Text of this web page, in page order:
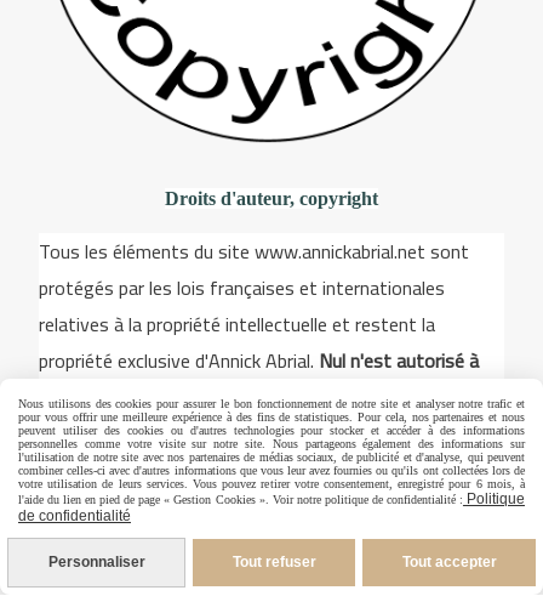
Droits d'auteur, copyright
Tous les éléments du site www.annickabrial.net sont
protégés par les lois françaises et internationales
relatives à la propriété intellectuelle et restent la
propriété exclusive d'Annick Abrial. Nul n'est autorisé à
reproduire, exploiter ou utiliser à quelque titre que ce
soit, même partiellement, les illustrations, les dessins,
les modèles pour la broderie, les éléments du site. Toute
utilisation est strictement interdite sans un accord écrit
exprès de Annick Abrial
Nous utilisons des cookies pour assurer le bon fonctionnement de notre site et analyser notre trafic et
pour vous offrir une meilleure expérience à des fins de statistiques. Pour cela, nos partenaires et nous
peuvent utiliser des cookies ou d'autres technologies pour stocker et accéder à des informations
personnelles comme votre visite sur notre site. Nous partageons également des informations sur
l'utilisation de notre site avec nos partenaires de médias sociaux, de publicité et d'analyse, qui peuvent
combiner celles-ci avec d'autres informations que vous leur avez fournies ou qu'ils ont collectées lors de
votre utilisation de leurs services. Vous pouvez retirer votre consentement, enregistré pour 6 mois, à
l'aide du lien en pied de page « Gestion Cookies ». Voir notre politique de confidentialité : Politique
de confidentialité
Personnaliser Tout refuser Tout accepter